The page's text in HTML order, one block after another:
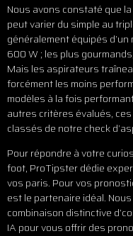
Nous avons constaté que
peut varier du simple au
généralement équipés
600 W ; les plus
Mais les aspirateurs
forcément les moins
modèles à la fois
autres critères évalués,
classés de notre check
Pour répondre à votre
foot, ProTipster dédie
vos paris. Pour vos
est le partenaire idéal.
combinaison distinctive
IA pour vous offrir des